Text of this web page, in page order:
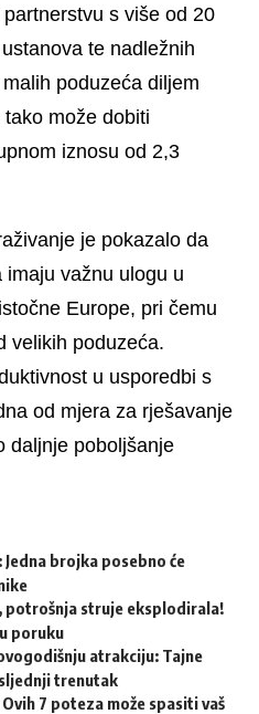
s više od 20
te nadležnih
poduzeća diljem
može dobiti
iznosu od 2,3
je pokazalo da
važnu ulogu u
Europe, pri čemu
velikih poduzeća.
u usporedbi s
od mjera za rješavanje
daljnje poboljšanje
brojka posebno će
potrošnja struje eksplodirala!
poruku
atrakciju: Tajne
trenutak
7 poteza može spasiti vaš